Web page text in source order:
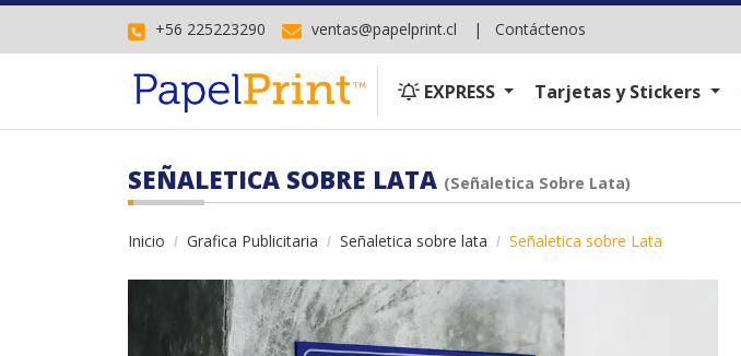
+56 225223290 ventas@papelprint.cl | Contáctenos
EXPRESS
EXPRESS Tarjetas y Stickers
SEÑALETICA SOBRE LATA (Señaletica Sobre Lata)
Inicio Grafica Publicitaria Señaletica sobre lata Señaletica sobre Lata